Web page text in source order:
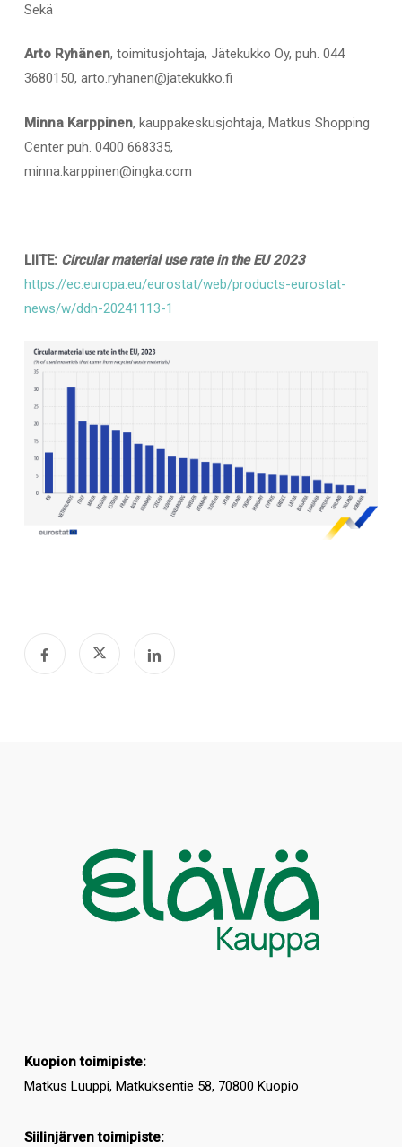
Sekä
Arto Ryhänen, toimitusjohtaja, Jätekukko Oy, puh. 044
3680150, arto.ryhanen@jatekukko.fi
Minna Karppinen, kauppakeskusjohtaja, Matkus Shopping
Center puh. 0400 668335,
minna.karppinen@ingka.com
LIITE: Circular material use rate in the EU 2023
https://ec.europa.eu/eurostat/web/products-eurostat-
news/w/ddn-20241113-1
Kuopion toimipiste:
Matkus Luuppi, Matkuksentie 58, 70800 Kuopio
Siilinjärven toimipiste: